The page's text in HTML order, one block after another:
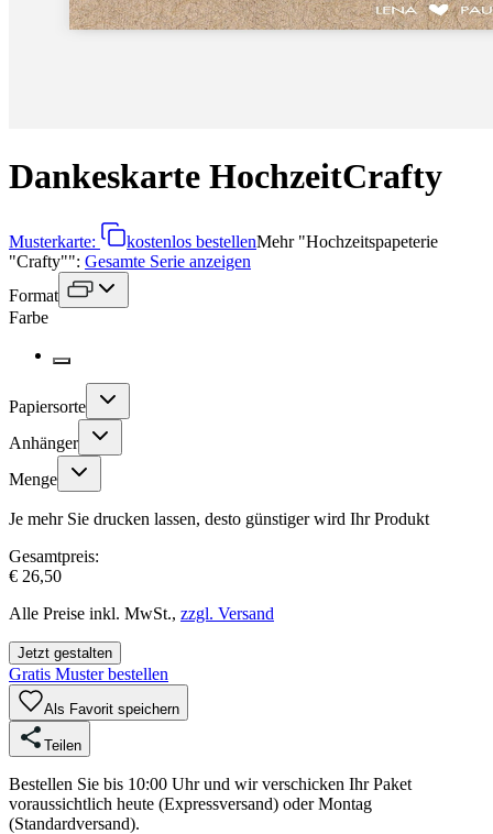
Dankeskarte HochzeitCrafty
Musterkarte: kostenlos bestellenMehr"Hochzeitspapeterie
"Crafty"": Gesamte Serie anzeigen
Format
Farbe
Papiersorte
Anhänger
Menge
Je mehr Sie drucken lassen, desto günstiger wird Ihr Produkt
Gesamtpreis:
€ 26,50
Alle Preise inkl. MwSt., zzgl. Versand
Jetzt gestalten
Gratis Muster bestellen
Als Favorit speichern
Teilen
Bestellen Sie bis 10:00 Uhr und wir verschicken Ihr Paket
voraussichtlich heute (Expressversand) oder Montag
(Standardversand).